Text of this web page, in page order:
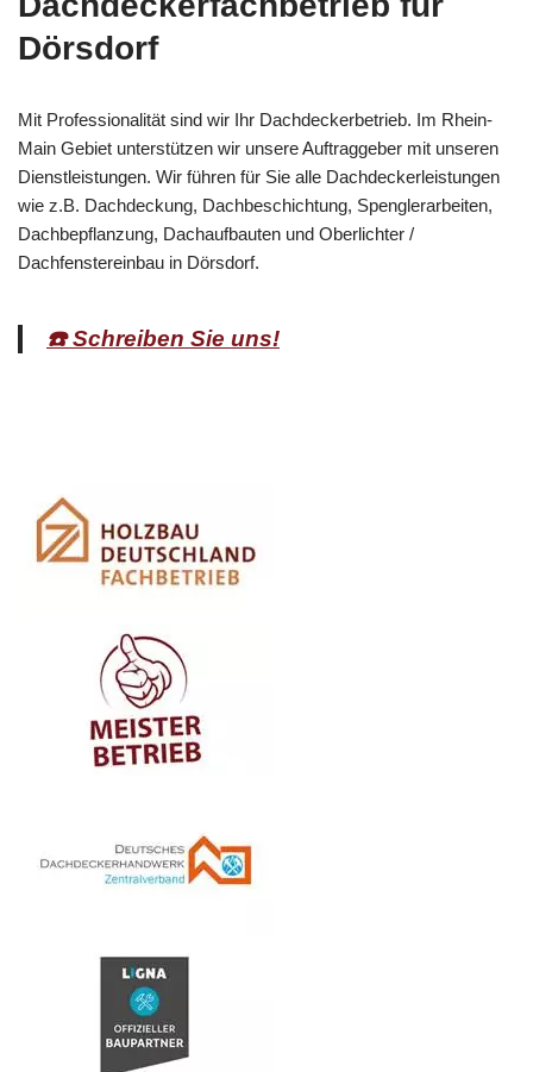
Dörsdorf
Mit Professionalität sind wir Ihr Dachdeckerbetrieb. Im Rhein-
Main Gebiet unterstützen wir unsere Auftraggeber mit unseren
Dienstleistungen. Wir führen für Sie alle Dachdeckerleistungen
wie z.B. Dachdeckung, Dachbeschichtung, Spenglerarbeiten,
Dachbepflanzung, Dachaufbauten und Oberlichter /
Dachfenstereinbau in Dörsdorf.
☎️ Schreiben Sie uns!